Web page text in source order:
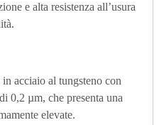
e alta resistenza all’usura
acciaio al tungsteno con
0,2 µm, che presenta una
elevate.